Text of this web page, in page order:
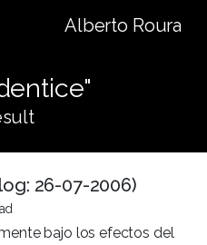
Alberto Roura
26-07-2006)
bajo los efectos del